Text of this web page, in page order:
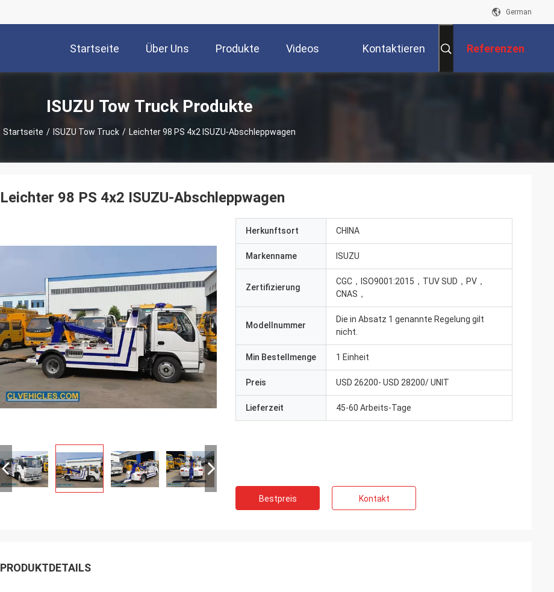
German
Startseite Über Uns Produkte Videos Kontaktieren Referenzen
ISUZU Tow Truck Produkte
Startseite / ISUZU Tow Truck / Leichter 98 PS 4x2 ISUZU-Abschleppwagen
Leichter 98 PS 4x2 ISUZU-Abschleppwagen
Herkunftsort CHINA
Markenname ISUZU
Zertifizierung
CGC，ISO9001:2015，TUV SUD，PV，
CNAS，
Modellnummer
Die in Absatz 1 genannte Regelung gilt
nicht.
Min Bestellmenge 1 Einheit
Preis USD 26200- USD 28200/ UNIT
Lieferzeit 45-60 Arbeits-Tage
Bestpreis Kontakt
PRODUKTDETAILS